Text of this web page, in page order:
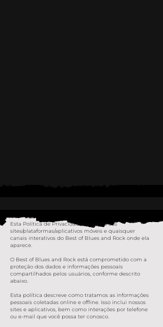
Esta Política de Privacidade se aplica aos
sites/plataformas/aplicativos móveis e quaisquer
canais interativos do Best of Blues and Rock onde ela
aparece.
O Best of Blues and Rock está comprometido com a
proteção dos dados e informações pessoais
compartilhados pelos usuários, conforme descrito
abaixo.
Esta política descreve como tratamos as informações
pessoais coletadas online e offline. Isso inclui nossos
sites e aplicativos, bem como interações por telefone
ou e-mail que você possa ter conosco.